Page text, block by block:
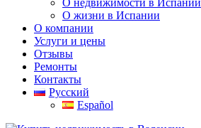
О недвижимости в Испании
О жизни в Испании
О компании
Услуги и цены
Отзывы
Ремонты
Контакты
Русский
Español